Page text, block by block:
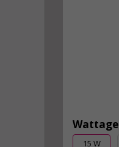
Wattage
15 W